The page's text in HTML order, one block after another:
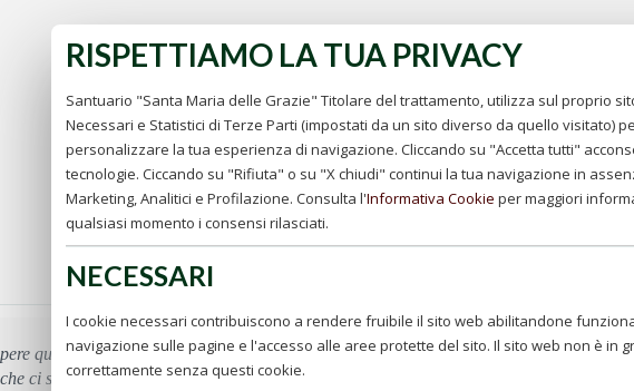
quali sono le migliori abiezioni, e io vi dico essere quelle che noi non abbiamo
ci sono meno grate, o , per meglio dire, quelle alle quali non abbiamo grande
RISPETTIAMO LA TUA PRIVACY
Santuario "Santa Maria delle Grazie" Titolare del trattamento, utilizza sul proprio
Necessari e Statistici di Terze Parti (impostati da un sito diverso da quello visitato)
personalizzare la tua esperienza di navigazione. Cliccando su "Accetta tutti"
tecnologie. Ciccando su "Rifiuta" o su "X chiudi" continui la tua navigazione in
Marketing, Analitici e Profilazione. Consulta l'Informativa Cookie per maggiori
qualsiasi momento i consensi rilasciati.
NECESSARI
I cookie necessari contribuiscono a rendere fruibile il sito web abilitandone
navigazione sulle pagine e l'accesso alle aree protette del sito. Il sito web non è in
correttamente senza questi cookie.